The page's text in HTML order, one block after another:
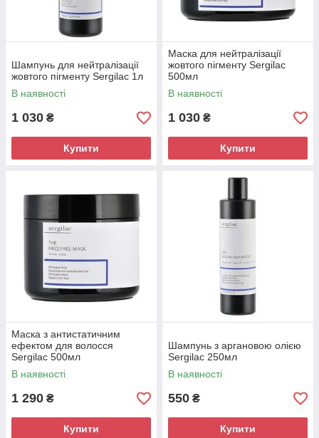
Шампунь для нейтралізації
жовтого пігменту Sergilac 1л
В наявності
1 030 ₴
Купити
Маска для нейтралізації
жовтого пігменту Sergilac
500мл
В наявності
1 030 ₴
Купити
Маска з антистатичним
ефектом для волосся
Sergilac 500мл
В наявності
1 290 ₴
Купити
Шампунь з аргановою олією
Sergilac 250мл
В наявності
550 ₴
Купити